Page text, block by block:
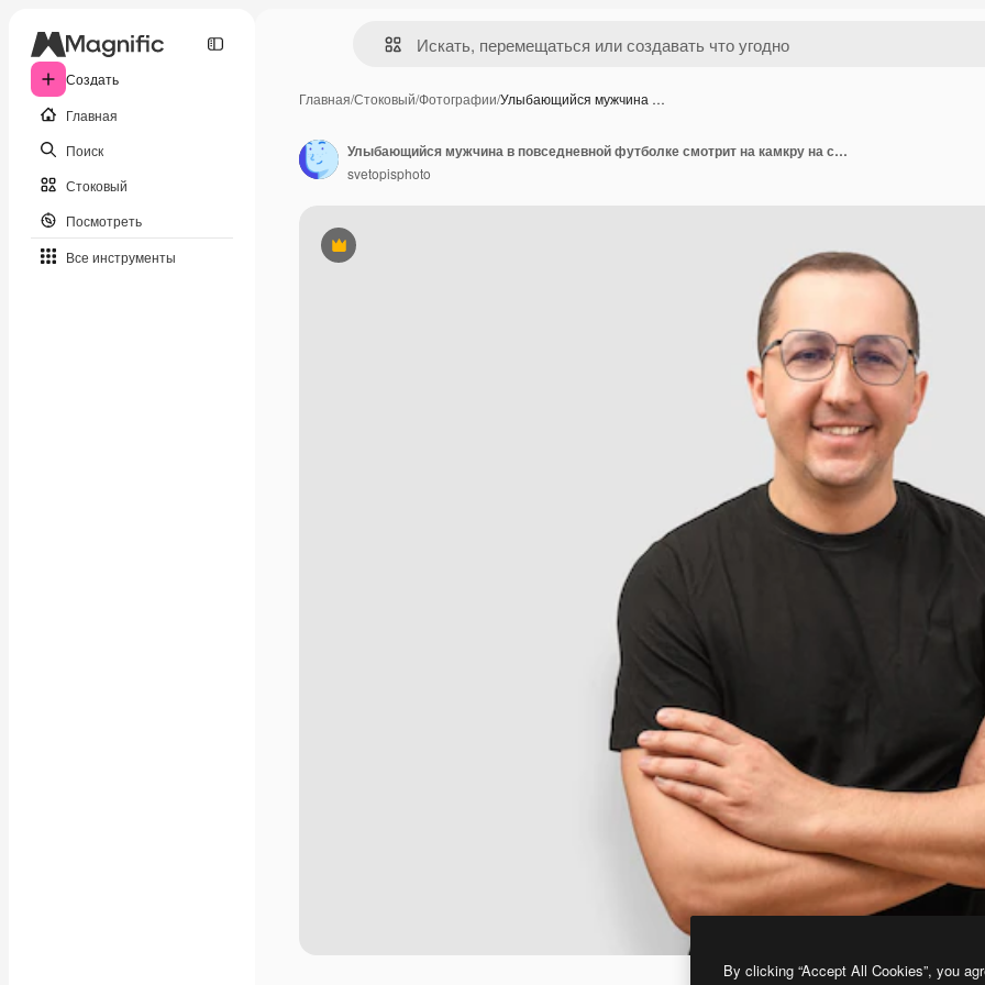
Создать
Главная
Поиск
Стоковый
Посмотреть
Все инструменты
Главная/Стоковый/Фотографии/Улыбающийся мужчина …
Премиум
Улыбающийся мужчина в повседневной футболке смотрит на камкру на сером фоне
svetopisphoto
By clicking “Accept All Cookies”, you